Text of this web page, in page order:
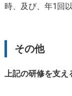
時、及び、年1回
その他
上記の研修を支え